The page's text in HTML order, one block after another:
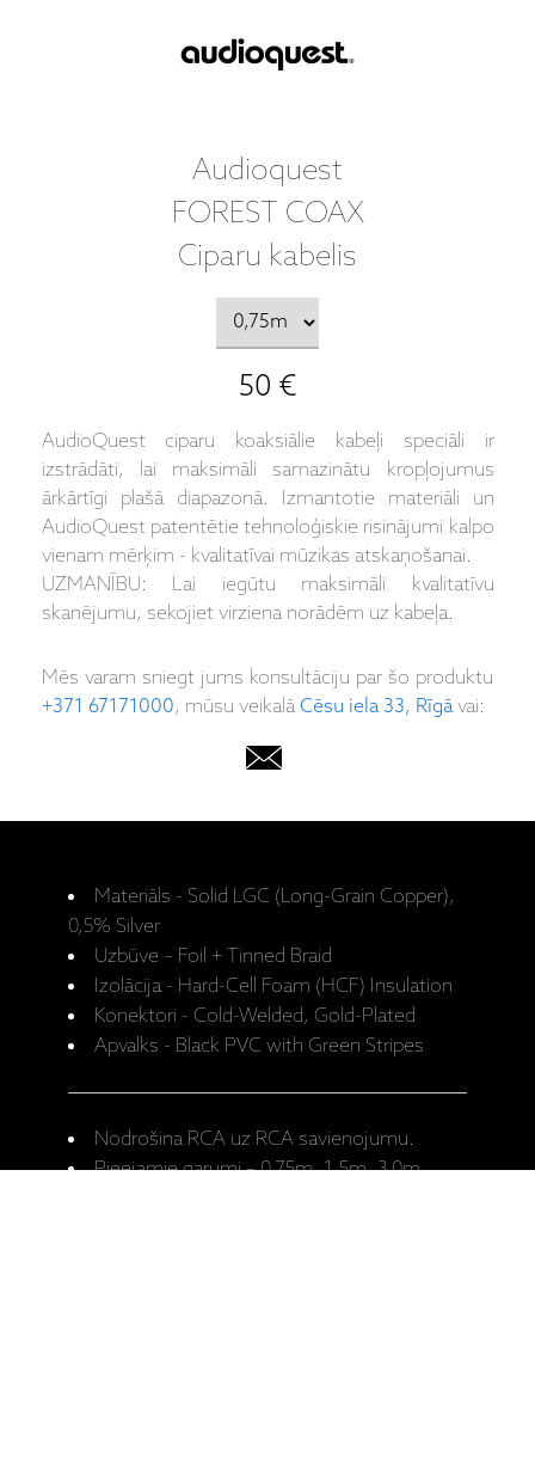
Audioquest
FOREST COAX
Ciparu kabelis
50 €
AudioQuest ciparu koaksiālie kabeļi speciāli ir
izstrādāti, lai maksimāli samazinātu kropļojumus
ārkārtīgi plašā diapazonā. Izmantotie materiāli un
AudioQuest patentētie tehnoloģiskie risinājumi kalpo
vienam mērķim - kvalitatīvai mūzikas atskaņošanai.
UZMANĪBU: Lai iegūtu maksimāli kvalitatīvu
skanējumu, sekojiet virziena norādēm uz kabeļa.
Mēs varam sniegt jums konsultāciju par šo produktu
+371 67171000, mūsu veikalāCēsu iela 33, Rīgāvai:
Materiāls - Solid LGC (Long-Grain Copper),
0,5% Silver
Uzbūve – Foil + Tinned Braid
Izolācija - Hard-Cell Foam (HCF) Insulation
Konektori - Cold-Welded, Gold-Plated
Apvalks - Black PVC with Green Stripes
Nodrošina RCA uz RCA savienojumu.
Pieejamie garumi – 0,75m, 1,5m, 3,0m,